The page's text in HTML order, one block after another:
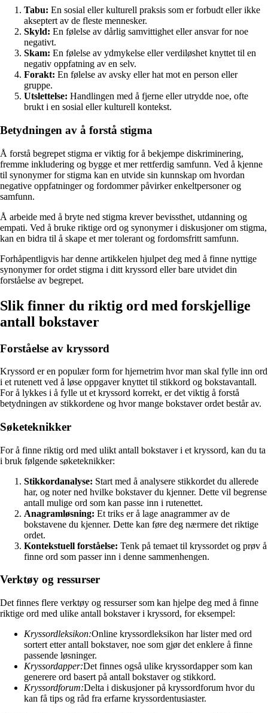
Tabu: En sosial eller kulturell praksis som er forbudt eller ikke
akseptert av de fleste mennesker.
Skyld: En følelse av dårlig samvittighet eller ansvar for noe
negativt.
Skam: En følelse av ydmykelse eller verdiløshet knyttet til en
negativ oppfatning av en selv.
Forakt: En følelse av avsky eller hat mot en person eller
gruppe.
Utslettelse: Handlingen med å fjerne eller utrydde noe, ofte
brukt i en sosial eller kulturell kontekst.
Betydningen av å forstå stigma
Å forstå begrepet stigma er viktig for å bekjempe diskriminering,
fremme inkludering og bygge et mer rettferdig samfunn. Ved å kjenne
til synonymer for stigma kan en utvide sin kunnskap om hvordan
negative oppfatninger og fordommer påvirker enkeltpersoner og
samfunn.
Å arbeide med å bryte ned stigma krever bevissthet, utdanning og
empati. Ved å bruke riktige ord og synonymer i diskusjoner om stigma,
kan en bidra til å skape et mer tolerant og fordomsfritt samfunn.
Forhåpentligvis har denne artikkelen hjulpet deg med å finne nyttige
synonymer for ordet stigma i ditt kryssord eller bare utvidet din
forståelse av begrepet.
Slik finner du riktig ord med forskjellige
antall bokstaver
Forståelse av kryssord
Kryssord er en populær form for hjernetrim hvor man skal fylle inn ord
i et rutenett ved å løse oppgaver knyttet til stikkord og bokstavantall.
For å lykkes i å fylle ut et kryssord korrekt, er det viktig å forstå
betydningen av stikkordene og hvor mange bokstaver ordet består av.
Søketeknikker
For å finne riktig ord med ulikt antall bokstaver i et kryssord, kan du ta
i bruk følgende søketeknikker:
Stikkordanalyse: Start med å analysere stikkordet du allerede
har, og noter ned hvilke bokstaver du kjenner. Dette vil begrense
antall mulige ord som kan passe inn i rutenettet.
Anagramløsning: Et triks er å lage anagrammer av de
bokstavene du kjenner. Dette kan føre deg nærmere det riktige
ordet.
Kontekstuell forståelse: Tenk på temaet til kryssordet og prøv å
finne ord som passer inn i denne sammenhengen.
Verktøy og ressurser
Det finnes flere verktøy og ressurser som kan hjelpe deg med å finne
riktige ord med ulike antall bokstaver i kryssord, for eksempel:
Kryssordleksikon:Online kryssordleksikon har lister med ord
sortert etter antall bokstaver, noe som gjør det enklere å finne
passende løsninger.
Kryssordapper:Det finnes også ulike kryssordapper som kan
generere ord basert på antall bokstaver og stikkord.
Kryssordforum:Delta i diskusjoner på kryssordforum hvor du
kan få tips og råd fra erfarne kryssordentusiaster.